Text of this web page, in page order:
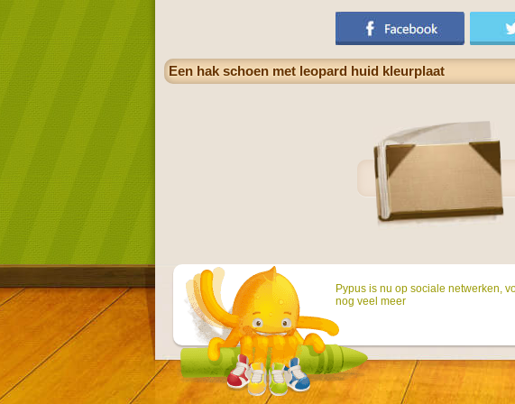
Een hak schoen met leopard huid kleurplaat
Pypus is nu op sociale netwerken,
nog veel meer